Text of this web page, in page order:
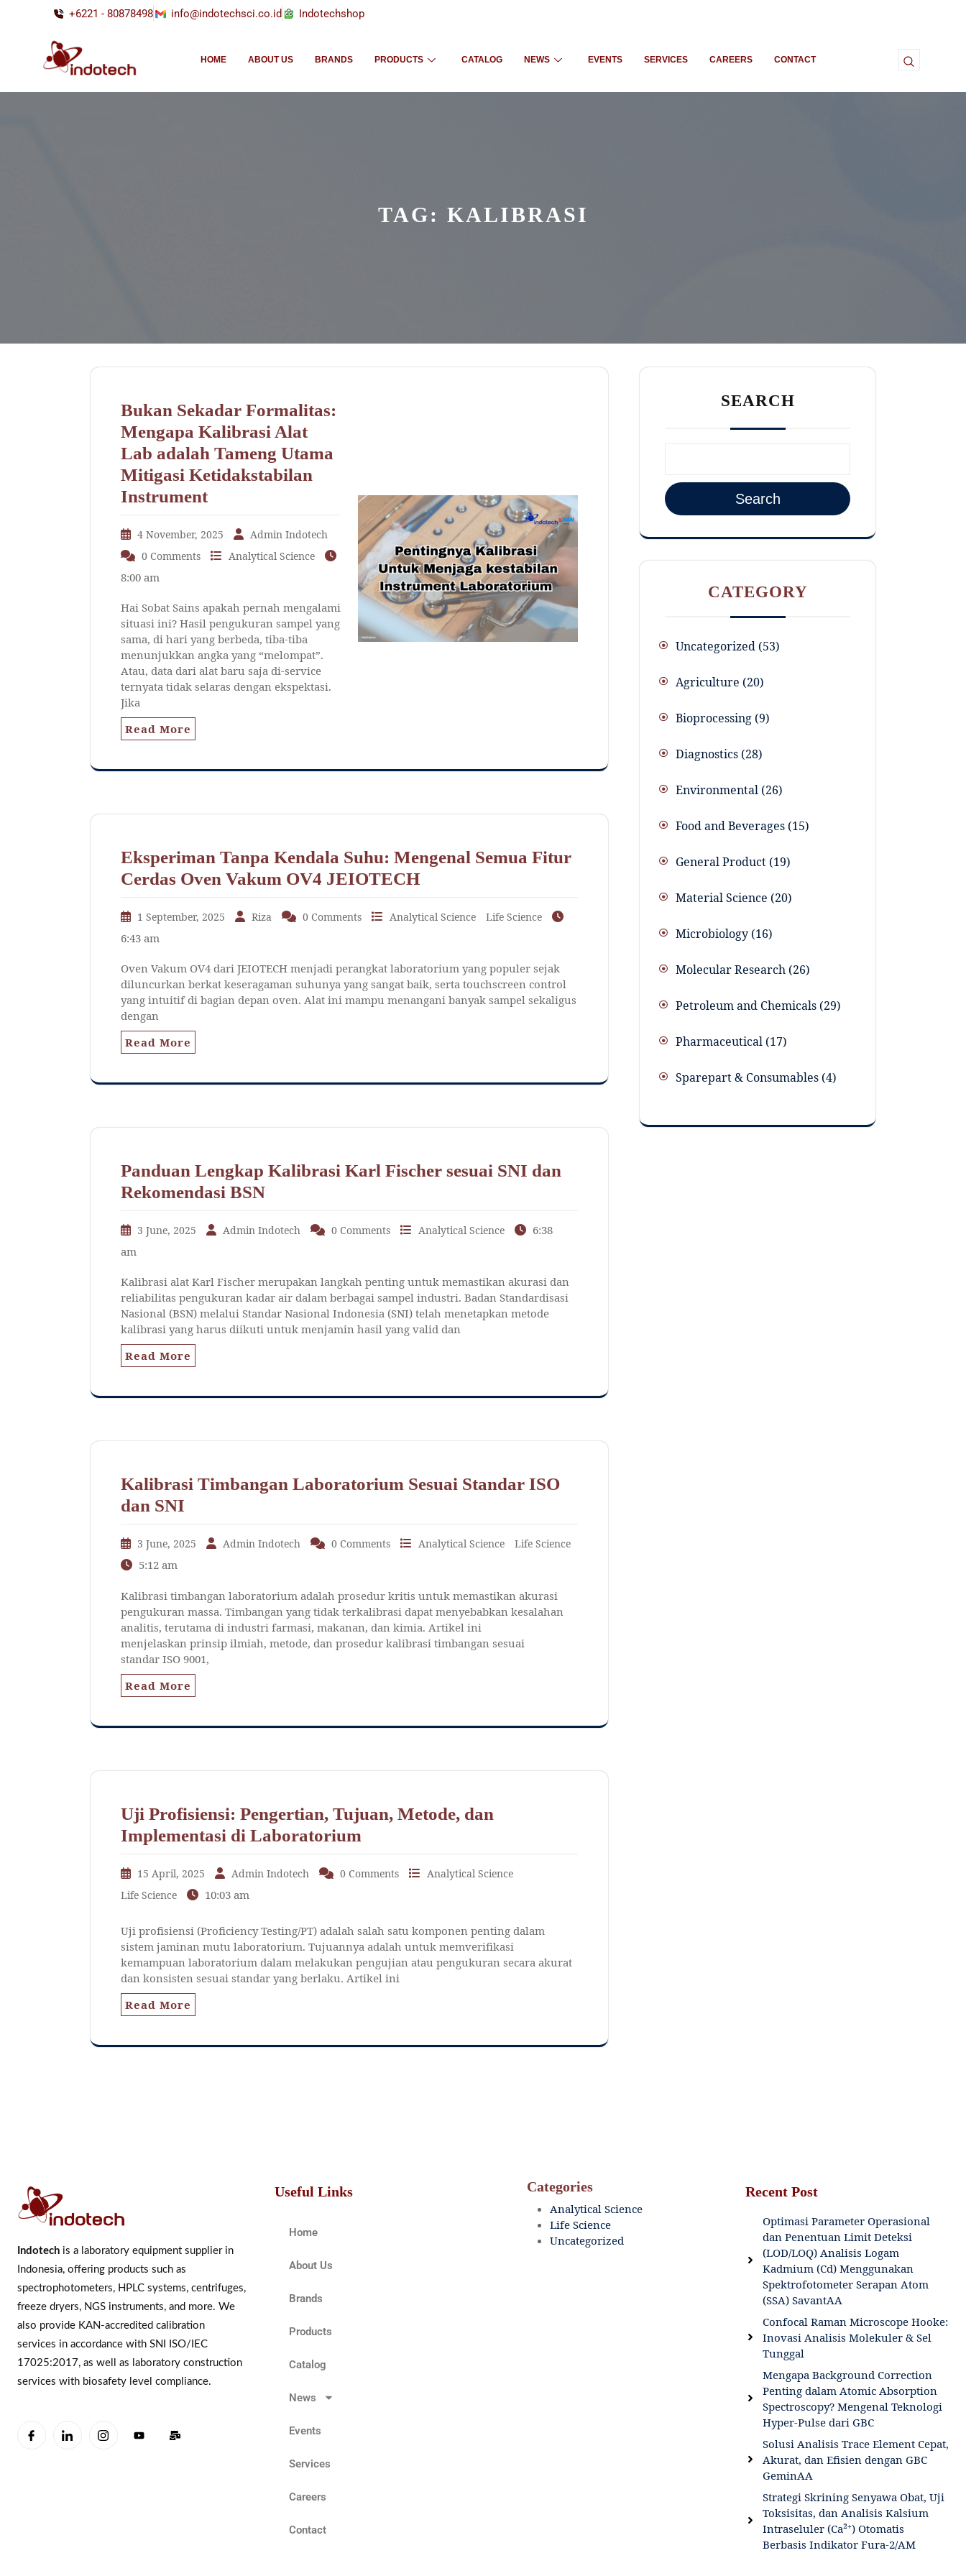
+6221 - 80878498 info@indotechsci.co.id Indotechshop
HOME ABOUT US BRANDS PRODUCTS CATALOG NEWS EVENTS SERVICES CAREERS CONTACT
TAG: KALIBRASI
Bukan Sekadar Formalitas:
Mengapa Kalibrasi Alat
Lab adalah Tameng Utama
Mitigasi Ketidakstabilan
Instrument
4 November, 2025
Admin Indotech
0 Comments
Analytical Science
8:00 am
Hai Sobat Sains apakah pernah mengalami
situasi ini? Hasil pengukuran sampel yang
sama, di hari yang berbeda, tiba-tiba
menunjukkan angka yang “melompat”.
Atau, data dari alat baru saja di-service
ternyata tidak selaras dengan ekspektasi.
Jika
Read More
Eksperiman Tanpa Kendala Suhu: Mengenal Semua Fitur
Cerdas Oven Vakum OV4 JEIOTECH
1 September, 2025 Riza 0 Comments Analytical Science Life Science
6:43 am
Oven Vakum OV4 dari JEIOTECH menjadi perangkat laboratorium yang populer sejak
diluncurkan berkat keseragaman suhunya yang sangat baik, serta touchscreen control
yang intuitif di bagian depan oven. Alat ini mampu menangani banyak sampel sekaligus
dengan
Read More
Panduan Lengkap Kalibrasi Karl Fischer sesuai SNI dan
Rekomendasi BSN
3 June, 2025 Admin Indotech 0 Comments Analytical Science
6:38
am
Kalibrasi alat Karl Fischer merupakan langkah penting untuk memastikan akurasi dan
reliabilitas pengukuran kadar air dalam berbagai sampel industri. Badan Standardisasi
Nasional (BSN) melalui Standar Nasional Indonesia (SNI) telah menetapkan metode
kalibrasi yang harus diikuti untuk menjamin hasil yang valid dan
Read More
Kalibrasi Timbangan Laboratorium Sesuai Standar ISO
dan SNI
3 June, 2025 Admin Indotech 0 Comments Analytical Science Life Science
5:12 am
Kalibrasi timbangan laboratorium adalah prosedur kritis untuk memastikan akurasi
pengukuran massa. Timbangan yang tidak terkalibrasi dapat menyebabkan kesalahan
analitis, terutama di industri farmasi, makanan, dan kimia. Artikel ini
menjelaskan prinsip ilmiah, metode, dan prosedur kalibrasi timbangan sesuai
standar ISO 9001,
Read More
Uji Profisiensi: Pengertian, Tujuan, Metode, dan
Implementasi di Laboratorium
15 April, 2025 Admin Indotech 0 Comments
Analytical Science
Life Science
10:03 am
Uji profisiensi (Proficiency Testing/PT) adalah salah satu komponen penting dalam
sistem jaminan mutu laboratorium. Tujuannya adalah untuk memverifikasi
kemampuan laboratorium dalam melakukan pengujian atau pengukuran secara akurat
dan konsisten sesuai standar yang berlaku. Artikel ini
Read More
SEARCH
Search
CATEGORY
Uncategorized 53
Agriculture 20
Bioprocessing 9
Diagnostics 28
Environmental 26
Food and Beverages 15
General Product 19
Material Science 20
Microbiology 16
Molecular Research 26
Petroleum and Chemicals 29
Pharmaceutical 17
Sparepart & Consumables 4
Indotechis a laboratory equipment supplier in
Indonesia, offering products such as
spectrophotometers, HPLC systems, centrifuges,
freeze dryers, NGS instruments, and more. We
also provide KAN-accredited calibration
services in accordance with SNI ISO/IEC
17025:2017, as well as laboratory construction
services with biosafety level compliance.
Useful Links
Home
About Us
Brands
Products
Catalog
News
Events
Services
Careers
Contact
Categories
Analytical Science
Life Science
Uncategorized
Recent Post
Optimasi Parameter Operasional
dan Penentuan Limit Deteksi
(LOD/LOQ) Analisis Logam
Kadmium (Cd) Menggunakan
Spektrofotometer Serapan Atom
(SSA) SavantAA
Confocal Raman Microscope Hooke:
Inovasi Analisis Molekuler & Sel
Tunggal
Mengapa Background Correction
Penting dalam Atomic Absorption
Spectroscopy? Mengenal Teknologi
Hyper-Pulse dari GBC
Solusi Analisis Trace Element Cepat,
Akurat, dan Efisien dengan GBC
GeminAA
Strategi Skrining Senyawa Obat, Uji
Toksisitas, dan Analisis Kalsium
Intraseluler (Ca²⁺) Otomatis
Berbasis Indikator Fura-2/AM